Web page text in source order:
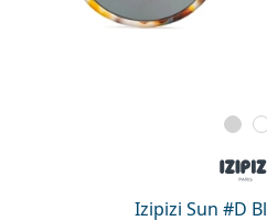
Izipizi Sun #D